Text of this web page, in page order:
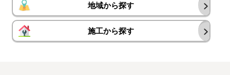
地域から探す
施工から探す